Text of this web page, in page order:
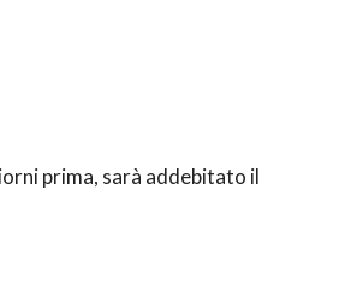
prima, sarà addebitato il